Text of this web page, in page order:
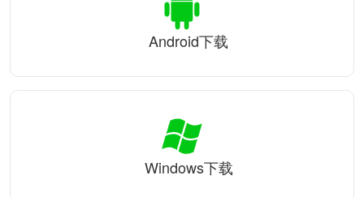
Android下载
Windows下载